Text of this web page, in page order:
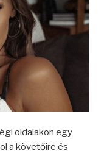
oldalakon egy
a követőire és